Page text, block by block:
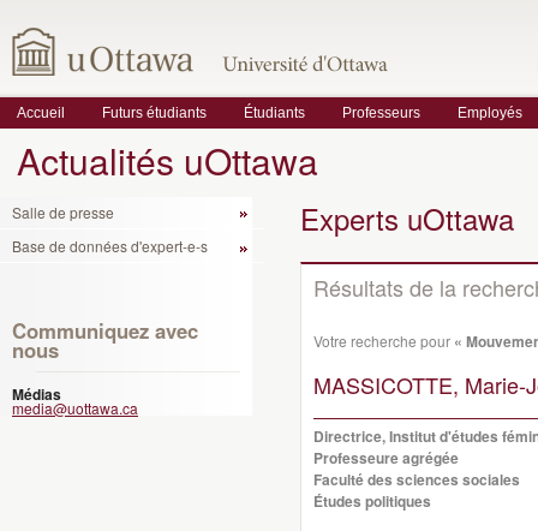
Accueil Futurs étudiants Étudiants Professeurs Employés
Actualités uOttawa
Salle de presse
Base de données d'expert-e-s
Communiquez avec
nous
Médias
media@uottawa.ca
Experts uOttawa
Résultats de la
Votre recherche pour «
MASSICOTTE, Marie-
Directrice, Institut d'études
Professeure agrégée
Faculté des sciences sociales
Études politiques